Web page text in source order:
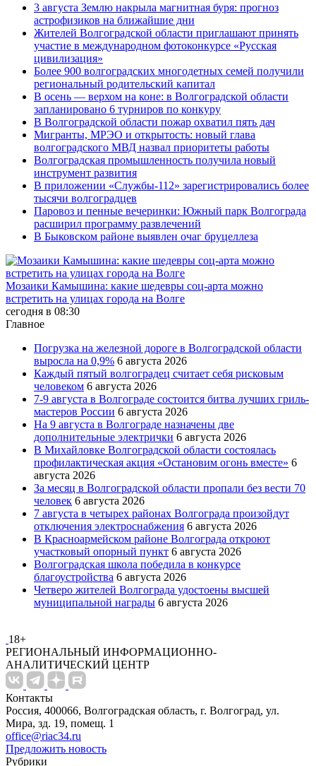
3 августа Землю накрыла магнитная буря: прогноз
астрофизиков на ближайшие дни
Жителей Волгоградской области приглашают принять
участие в международном фотоконкурсе «Русская
цивилизация»
Более 900 волгоградских многодетных семей получили
региональный родительский капитал
В осень — верхом на коне: в Волгоградской области
запланировано 6 турниров по конкуру
В Волгоградской области пожар охватил пять дач
Мигранты, МРЭО и открытость: новый глава
волгоградского МВД назвал приоритеты работы
Волгоградская промышленность получила новый
инструмент развития
В приложении «Службы-112» зарегистрировались более
тысячи волгоградцев
Паровоз и пенные вечеринки: Южный парк Волгограда
расширил программу развлечений
В Быковском районе выявлен очаг бруцеллеза
Мозаики Камышина: какие шедевры соц-арта можно
встретить на улицах города на Волге
сегодня в 08:30
Главное
Погрузка на железной дороге в Волгоградской области
выросла на 0,9% 6 августа 2026
Каждый пятый волгоградец считает себя рисковым
человеком 6 августа 2026
7-9 августа в Волгограде состоится битва лучших гриль-
мастеров России 6 августа 2026
На 9 августа в Волгограде назначены две
дополнительные электрички 6 августа 2026
В Михайловке Волгоградской области состоялась
профилактическая акция «Остановим огонь вместе» 6
августа 2026
За месяц в Волгоградской области пропали без вести 70
человек 6 августа 2026
7 августа в четырех районах Волгограда произойдут
отключения электроснабжения 6 августа 2026
В Красноармейском районе Волгограда откроют
участковый опорный пункт 6 августа 2026
Волгоградская школа победила в конкурсе
благоустройства 6 августа 2026
Четверо жителей Волгограда удостоены высшей
муниципальной награды 6 августа 2026
18+
РЕГИОНАЛЬНЫЙ ИНФОРМАЦИОННО-
АНАЛИТИЧЕСКИЙ ЦЕНТР
Контакты
Россия, 400066, Волгоградская область, г. Волгоград, ул.
Мира, зд. 19, помещ. 1
office@riac34.ru
Предложить новость
Рубрики